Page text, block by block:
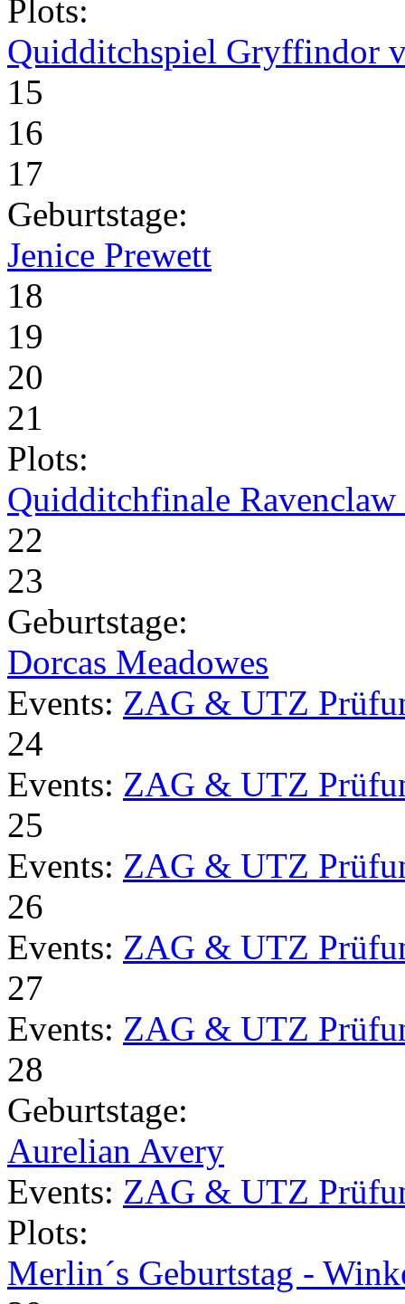
Plots:
Quidditchspiel Gryffindor
15
16
17
Geburtstage:
Jenice Prewett
18
19
20
21
Plots:
Quidditchfinale
22
23
Geburtstage:
Dorcas Meadowes
Events: ZAG & UTZ
24
Events: ZAG & UTZ
25
Events: ZAG & UTZ
26
Events: ZAG & UTZ
27
Events: ZAG & UTZ
28
Geburtstage:
Aurelian Avery
Events: ZAG & UTZ
Plots:
Merlin´s Geburtstag -